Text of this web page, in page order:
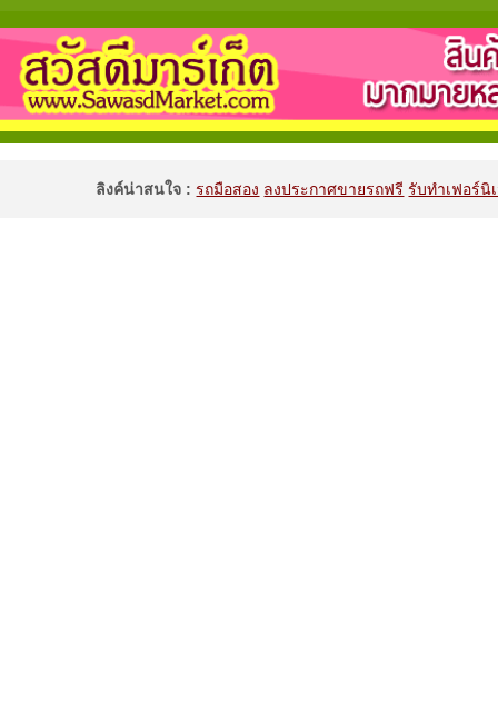
ลิงค์น่าสนใจ :รถมือสอง ลงประกาศขายรถฟรี รับทำเฟอร์นิ